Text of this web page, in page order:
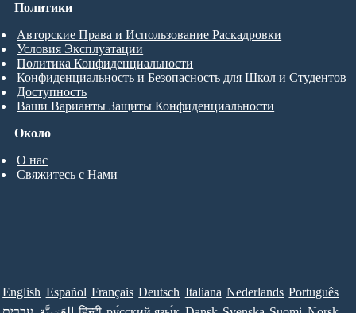
Около
О нас
Свяжитесь с Нами
Политики
Авторские Права и Использование Раскадровки
Условия Эксплуатации
Политика Конфиденциальности
Конфиденциальность и Безопасность для Школ и Студентов
Доступность
Ваши Варианты Защиты Конфиденциальности
English Español Français Deutsch Italiana Nederlands Português